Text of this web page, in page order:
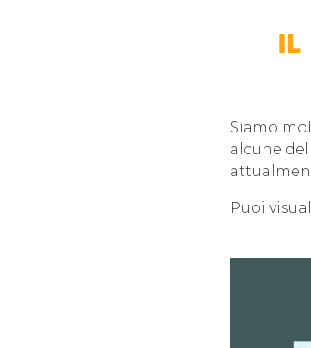
Siamo
alcune
Puoi